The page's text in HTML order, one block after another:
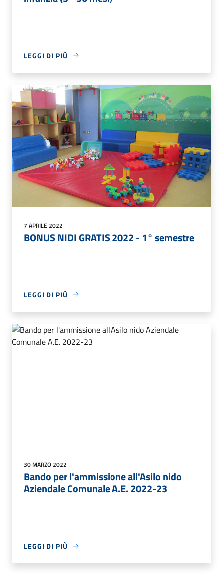
LEGGI DI PIÙ
7 APRILE 2022
BONUS NIDI GRATIS 2022 - 1° semestre
LEGGI DI PIÙ
30 MARZO 2022
Bando per l'ammissione all'Asilo nido
Aziendale Comunale A.E. 2022-23
LEGGI DI PIÙ